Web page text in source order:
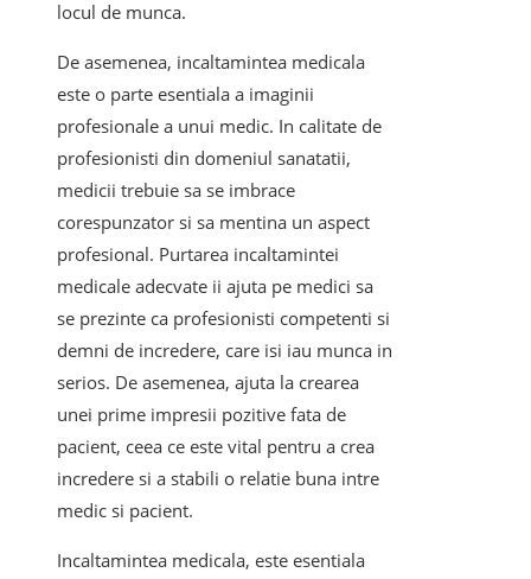
locul de munca.
De asemenea, incaltamintea medicala
este o parte esentiala a imaginii
profesionale a unui medic. In calitate de
profesionisti din domeniul sanatatii,
medicii trebuie sa se imbrace
corespunzator si sa mentina un aspect
profesional. Purtarea incaltamintei
medicale adecvate ii ajuta pe medici sa
se prezinte ca profesionisti competenti si
demni de incredere, care isi iau munca in
serios. De asemenea, ajuta la crearea
unei prime impresii pozitive fata de
pacient, ceea ce este vital pentru a crea
incredere si a stabili o relatie buna intre
medic si pacient.
Incaltamintea medicala, este esentiala